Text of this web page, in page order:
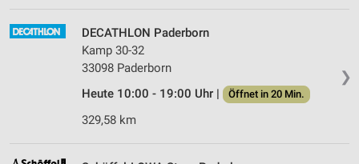
❯
DECATHLON Paderborn
Kamp 30-32
33098 Paderborn
Heute 10:00 - 19:00 Uhr |
Öffnet in 20 Min.
329,58 km